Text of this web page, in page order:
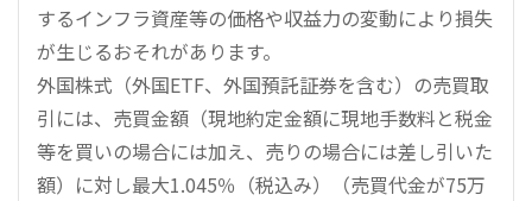
するインフラ資産等の価格や収益力の変動により損失
が生じるおそれがあります。
外国株式（外国ETF、外国預託証券を含む）の売買取
引には、売買金額（現地約定金額に現地手数料と税金
等を買いの場合には加え、売りの場合には差し引いた
額）に対し最大1.045％（税込み）（売買代金が75万